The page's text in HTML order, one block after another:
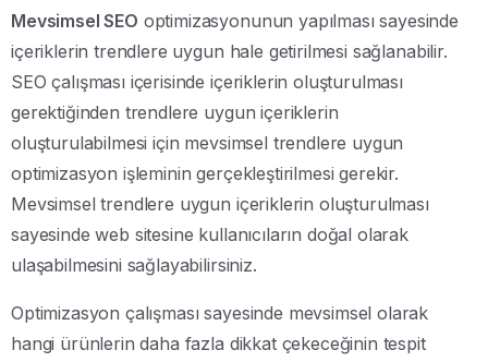
Mevsimsel SEO optimizasyonunun yapılması sayesinde
içeriklerin trendlere uygun hale getirilmesi sağlanabilir.
SEO çalışması içerisinde içeriklerin oluşturulması
gerektiğinden trendlere uygun içeriklerin
oluşturulabilmesi için mevsimsel trendlere uygun
optimizasyon işleminin gerçekleştirilmesi gerekir.
Mevsimsel trendlere uygun içeriklerin oluşturulması
sayesinde web sitesine kullanıcıların doğal olarak
ulaşabilmesini sağlayabilirsiniz.
Optimizasyon çalışması sayesinde mevsimsel olarak
hangi ürünlerin daha fazla dikkat çekeceğinin tespit